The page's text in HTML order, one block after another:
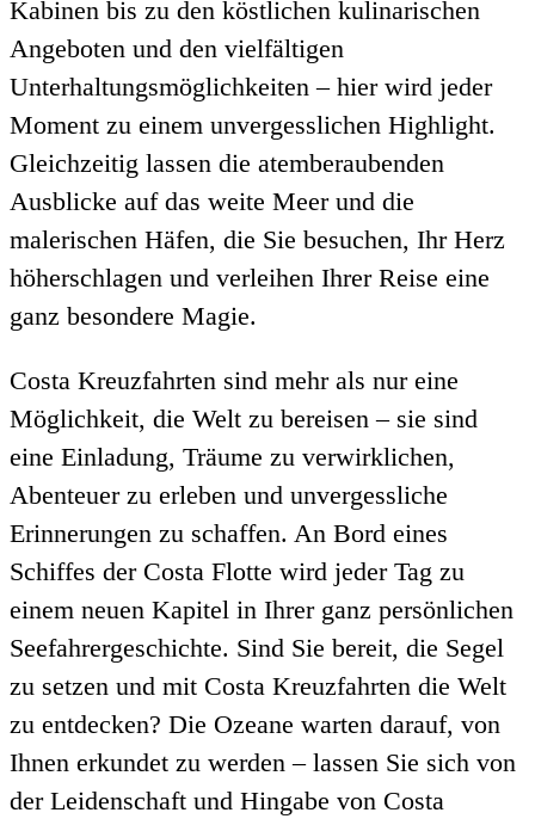
Kabinen bis zu den köstlichen kulinarischen
Angeboten und den vielfältigen
Unterhaltungsmöglichkeiten – hier wird jeder
Moment zu einem unvergesslichen Highlight.
Gleichzeitig lassen die atemberaubenden
Ausblicke auf das weite Meer und die
malerischen Häfen, die Sie besuchen, Ihr Herz
höherschlagen und verleihen Ihrer Reise eine
ganz besondere Magie.
Costa Kreuzfahrten sind mehr als nur eine
Möglichkeit, die Welt zu bereisen – sie sind
eine Einladung, Träume zu verwirklichen,
Abenteuer zu erleben und unvergessliche
Erinnerungen zu schaffen. An Bord eines
Schiffes der Costa Flotte wird jeder Tag zu
einem neuen Kapitel in Ihrer ganz persönlichen
Seefahrergeschichte. Sind Sie bereit, die Segel
zu setzen und mit Costa Kreuzfahrten die Welt
zu entdecken? Die Ozeane warten darauf, von
Ihnen erkundet zu werden – lassen Sie sich von
der Leidenschaft und Hingabe von Costa